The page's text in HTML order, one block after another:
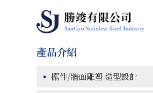
擺件/牆面雕塑 造型設計